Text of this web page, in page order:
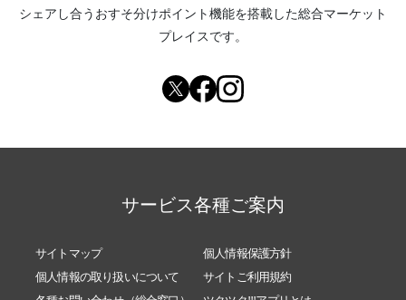
シェアし合う おすそ分けポイント機能を搭載した総合マーケット
プレイスです。
サービス各種ご案内
サイトマップ
個人情報保護方針
個人情報の取り扱いについて
サイトご利用規約